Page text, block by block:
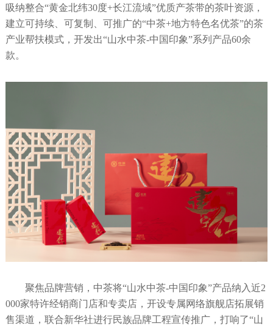
吸纳整合“黄金北纬30度+长江流域”优质产茶带的茶叶资源，
建立可持续、可复制、可推广的“中茶+地方特色名优茶”的茶
产业帮扶模式，开发出“山水中茶-中国印象”系列产品60余
款。
聚焦品牌营销，中茶将“山水中茶-中国印象”产品纳入近2
000家特许经销商门店和专卖店，开设专属网络旗舰店拓展销
售渠道，联合新华社进行民族品牌工程宣传推广，打响了“山